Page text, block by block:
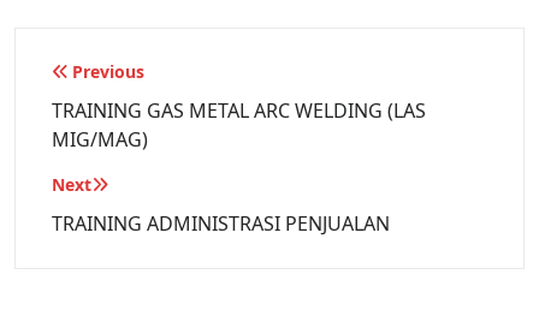
Previous
TRAINING GAS METAL ARC WELDING (LAS
MIG/MAG)
Next
TRAINING ADMINISTRASI PENJUALAN